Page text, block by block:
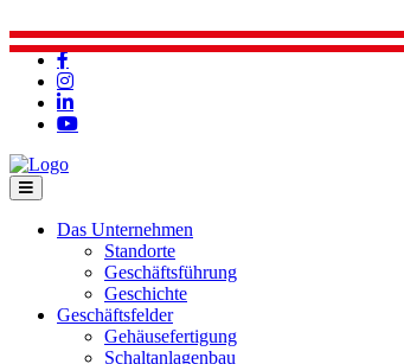
Das Unternehmen
Standorte
Geschäftsführung
Geschichte
Geschäftsfelder
Gehäusefertigung
Schaltanlagenbau